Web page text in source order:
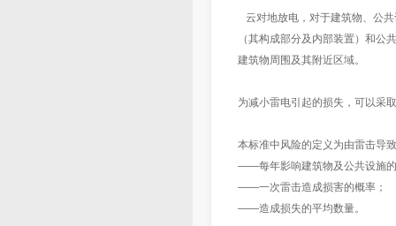
云对地放电，对于建筑物、公
（其构成部分及内部装置）和
建筑物周围及其附近区域。
为减小雷电引起的损失，可以采
本标准中风险的定义为由雷击导
——每年影响建筑物及公共设施
——一次雷击造成损害的概率；
——造成损失的平均数量。